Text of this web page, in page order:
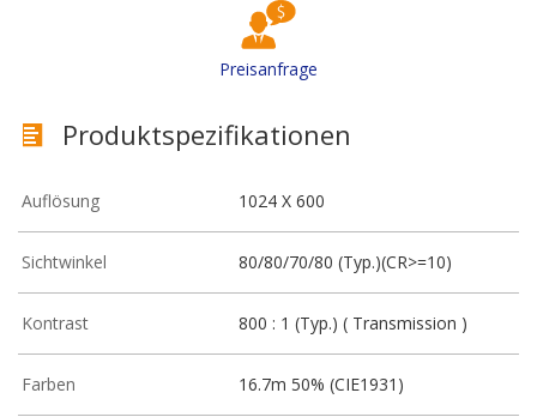
Preisanfrage
Produktspezifikationen
Auflösung 1024 X 600
Sichtwinkel 80/80/70/80 (Typ.)(CR>=10)
Kontrast 800 : 1 (Typ.) ( Transmission )
Farben 16.7m 50% (CIE1931)